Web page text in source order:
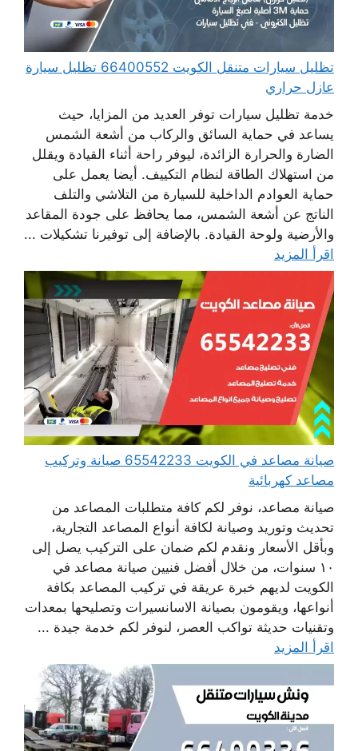
تظليل سيارات متنقل الكويت 66400552 تظليل سيارة
عازل حراري
خدمة تظليل سيارات توفر العديد من المزايا، حيث
يساعد في حماية السائق والركاب من أشعة الشمس
الضارة والحرارة الزائدة، ليوفر راحة أثناء القيادة ويقلل
من استهلاك الطاقة لنظام التكييف. أيضا يعمل على
حماية العوادم الداخلية للسيارة من التلاشي والتلف
الناتج عن أشعة الشمس، مما يحافظ على جودة المقاعد
والأرضية ولوحة القيادة. بالإضافة إلى توفيرنا تشكيلات ...
اقرأ المزيد
صيانة مصاعد في الكويت 65542233 صيانة وتركيب
مصاعد كهربائية
صيانة مصاعد، نوفر لكم كافة متطلبات المصاعد من
تحديث وتوريد وصيانة لكافة أنواع المصاعد التجارية،
وبأقل الأسعار ونقدم لكم ضمان على التركيب يصل إلى
١٠ سنوات، من خلال أفضل فنيين صيانة مصاعد في
الكويت لديهم خبرة عريقة في تركيب المصاعد بكافة
أنواعها، ويقومون بصيانة الاسانسيرات وتصليحها بمعدات
وتقنيات حديثة تواكب العصر، لنوفر لكم خدمة جيدة ...
اقرأ المزيد